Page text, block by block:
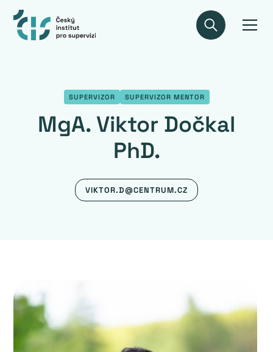
SUPERVIZOR SUPERVIZOR MENTOR
MgA. Viktor Dočkal
PhD.
VIKTOR.D@CENTRUM.CZ